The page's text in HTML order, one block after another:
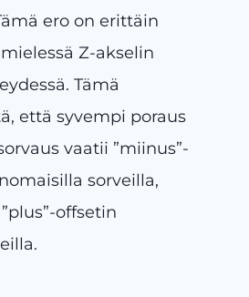
ero on erittäin
Z-akselin
Tämä
että syvempi poraus
vaatii ”miinus”-
sorveilla,
offsetin